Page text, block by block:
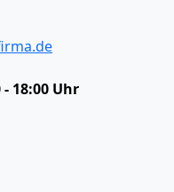
- 18:00 Uhr